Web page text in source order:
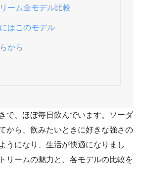
ーム全モデル比較
はこのモデル
から
で、ほぼ毎日飲んでいます。ソーダ
から、飲みたいときに好きな強さの
うになり、生活が快適になりまし
リームの魅力と、各モデルの比較を